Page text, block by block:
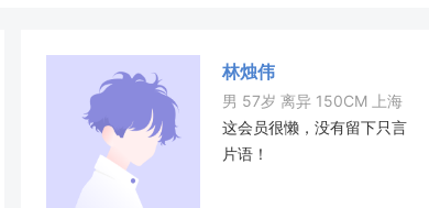
林烛伟
男 57岁 离异 150CM 上海
这会员很懒，没有留下只言
片语！